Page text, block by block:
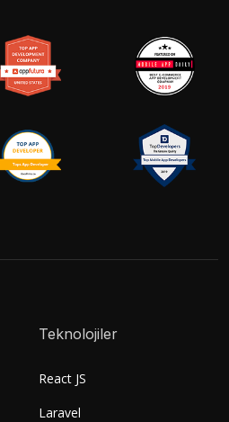
Teknolojiler
React JS
Laravel